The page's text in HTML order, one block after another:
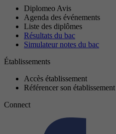
Diplomeo Avis
Agenda des événements
Liste des diplômes
Résultats du bac
Simulateur notes du bac
Établissements
Accès établissement
Référencer son établissement
Connect